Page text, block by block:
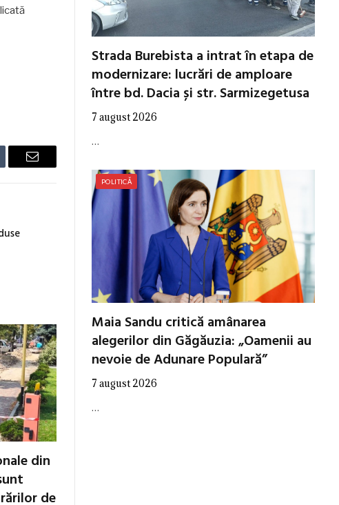
Email
din
de
Strada Burebista a intrat în etapa de
modernizare: lucrări de amploare
între bd. Dacia și str. Sarmizegetusa
7 august 2026
…
POLITICĂ
Maia Sandu critică amânarea
alegerilor din Găgăuzia: „Oamenii au
nevoie de Adunare Populară”
7 august 2026
…